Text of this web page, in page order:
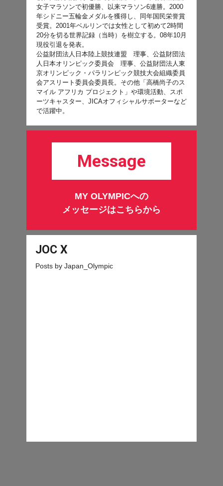
女子マラソンで初優勝、以来マラソン6連勝。2000
年シドニー五輪金メダルを獲得し、同年国民栄誉賞
受賞。2001年ベルリンでは女性として初めて2時間
20分を切る世界記録（当時）を樹立する。08年10月
現役引退を発表。
公益財団法人日本陸上競技連盟 理事、公益財団法
人日本オリンピック委員会 理事、公益財団法人東
京オリンピック・パラリンピック競技大会組織委員
会アスリート委員会委員長。その他「高橋尚子のス
マイル アフリカ プロジェクト」や環境活動、スポ
ーツキャスター、JICAオフィシャルサポーターなど
で活躍中。
Message
MY OLYMPICへの
メッセージはこちらから
JOC X
Posts by Japan_Olympic